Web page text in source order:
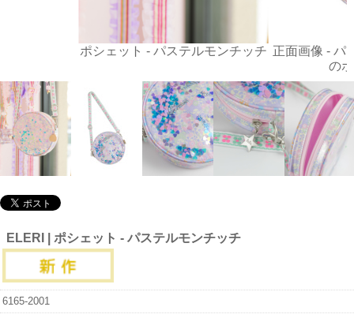
ポシェット - パステルモンチッチ 正面画像 - パ
の
ELERI | ポシェット - パステルモンチッチ
6165-2001